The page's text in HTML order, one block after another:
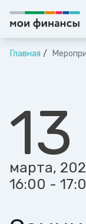
Главная
13
марта,
16:00 -